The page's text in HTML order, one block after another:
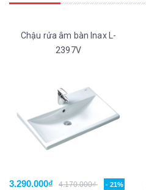
Chậu rửa âm bàn Inax L-
2397V
3.290.000₫ 4.170.000₫ - 21%